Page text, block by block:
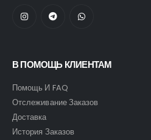
В ПОМОЩЬ КЛИЕНТАМ
Помощь И FAQ
Отслеживание Заказов
Доставка
История Заказов